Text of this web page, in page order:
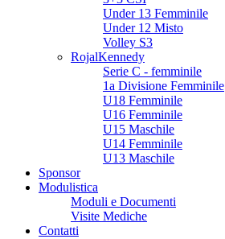
Under 13 Femminile
Under 12 Misto
Volley S3
RojalKennedy
Serie C - femminile
1a Divisione Femminile
U18 Femminile
U16 Femminile
U15 Maschile
U14 Femminile
U13 Maschile
Sponsor
Modulistica
Moduli e Documenti
Visite Mediche
Contatti